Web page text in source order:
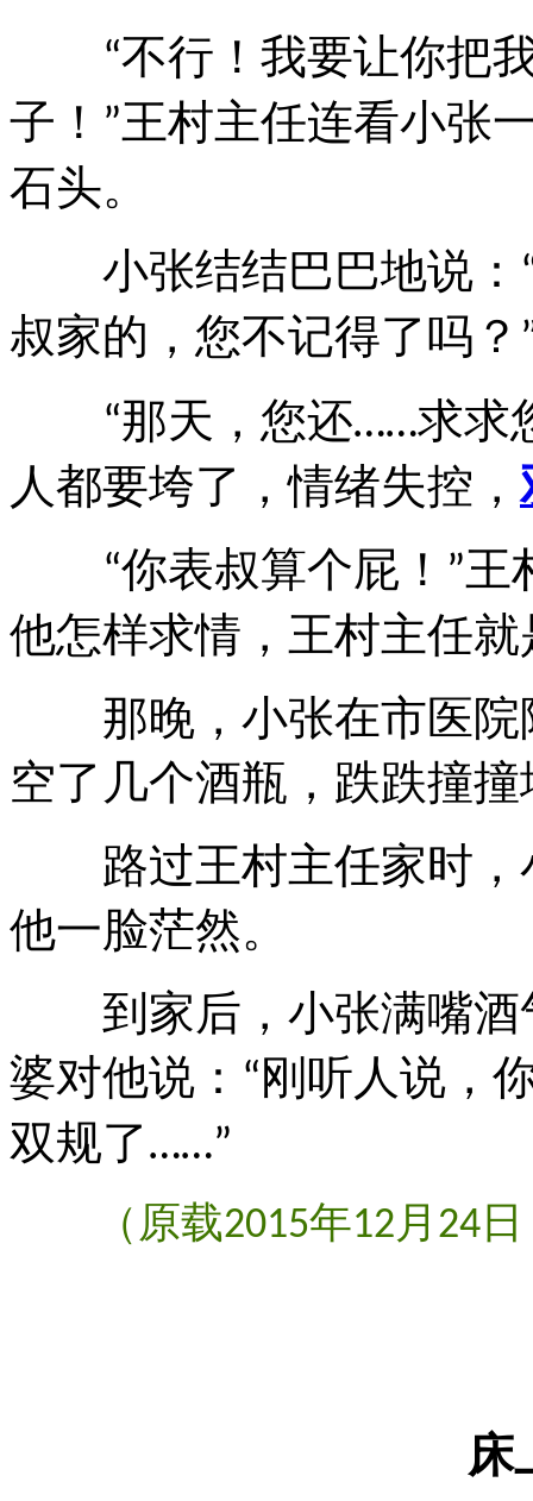
“不行！我要让你把
子！ ”王村主任连看小张
石头。
小张结结巴巴地说：
叔家的，您不记得了吗？
“那天，您还……求求
人都要垮了，情绪失控，
“你表叔算个屁！ ”王
他怎样求情，王村主任
那晚，小张在市医院
空了几个酒瓶，跌跌撞
路过王村主任家时，
他一脸茫然。
到家后，小张满嘴酒
婆对他说： “ 刚听人说，
双规了……”
（原载2015年12月 24
床